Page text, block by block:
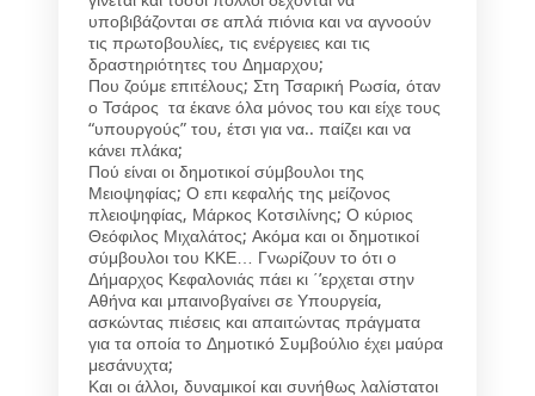
υποβιβάζονται σε απλά πιόνια και να αγνοούν
τις πρωτοβουλίες, τις ενέργειες και τις
δραστηριότητες του Δημαρχου;
Που ζούμε επιτέλους; Στη Τσαρική Ρωσία, όταν
ο Τσάρος τα έκανε όλα μόνος του και είχε τους
“υπουργούς” του, έτσι για να.. παίζει και να
κάνει πλάκα;
Πού είναι οι δημοτικοί σύμβουλοι της
Μειοψηφίας; Ο επι κεφαλής της μείζονος
πλειοψηφίας, Μάρκος Κοτσιλίνης; Ο κύριος
Θεόφιλος Μιχαλάτος; Ακόμα και οι δημοτικοί
σύμβουλοι του ΚΚΕ… Γνωρίζουν το ότι ο
Δήμαρχος Κεφαλονιάς πάει κι ΄’ερχεται στην
Αθήνα και μπαινοβγαίνει σε Υπουργεία,
ασκώντας πιέσεις και απαιτώντας πράγματα
για τα οποία το Δημοτικό Συμβούλιο έχει μαύρα
μεσάνυχτα;
Και οι άλλοι, δυναμικοί και συνήθως λαλίστατοι